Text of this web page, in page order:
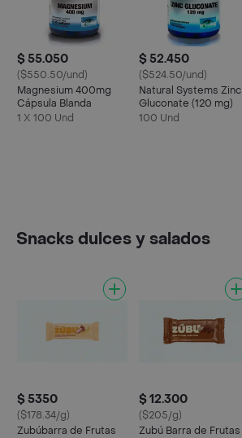
$ 55.050
($550.50/und)
Magnesium 400mg
Cápsula Blanda
1 X 100 Und
$ 52.450
($524.50/und)
Natural Systems Zinc
Gluconate (120 mg)
100 Und
Snacks dulces y salados
$ 5350
($178.34/g)
Zubúbarra de Frutas
$ 12.300
($205/g)
Zubú Barra de Frutas